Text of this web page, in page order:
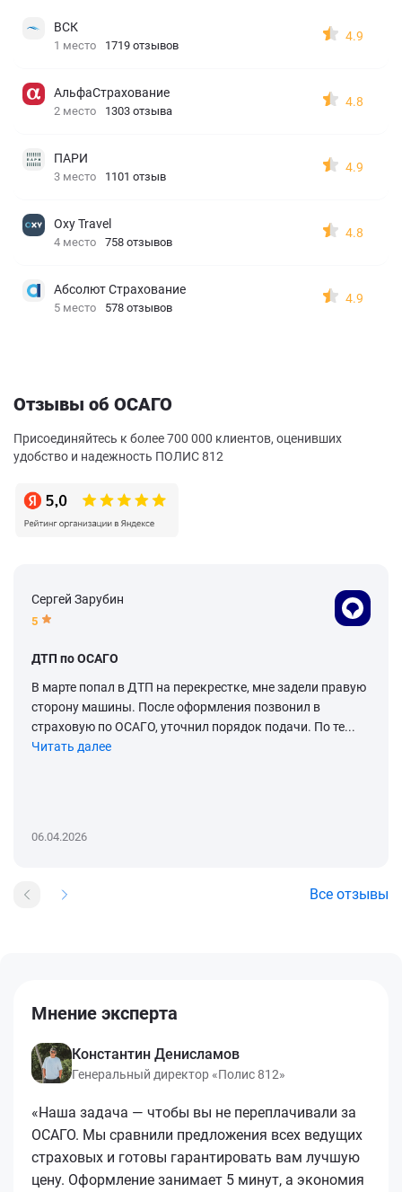
ВСК
1 место 1719 отзывов
4.9
АльфаСтрахование
2 место 1303 отзыва
4.8
ПАРИ
3 место 1101 отзыв
4.9
Oxy Travel
4 место 758 отзывов
4.8
Абсолют Страхование
5 место 578 отзывов
4.9
Отзывы об ОСАГО
Присоединяйтесь к более 700 000 клиентов, оценивших
удобство и надежность ПОЛИС 812
Сергей Зарубин
5
ДТП по ОСАГО
В марте попал в ДТП на перекрестке, мне задели правую
сторону машины. После оформления позвонил в
страховую по ОСАГО, уточнил порядок подачи. По те...
Читать далее
06.04.2026
Все отзывы
Мнение эксперта
Константин Денисламов
Генеральный директор «Полис 812»
«Наша задача — чтобы вы не переплачивали за
ОСАГО. Мы сравнили предложения всех ведущих
страховых и готовы гарантировать вам лучшую
цену. Оформление занимает 5 минут, а экономия